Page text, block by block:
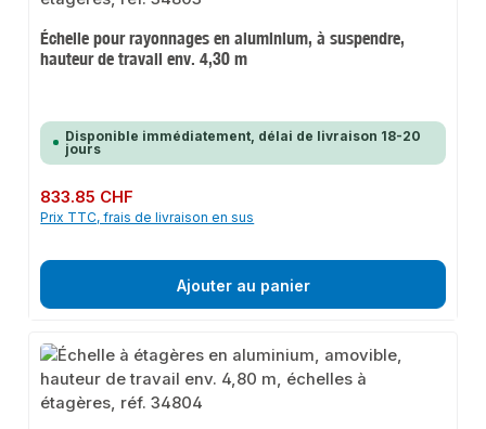
Échelle pour rayonnages en aluminium, à suspendre,
hauteur de travail env. 4,30 m
Disponible immédiatement, délai de livraison 18-20
jours
Prix régulier :
833.85 CHF
Prix TTC, frais de livraison en sus
Ajouter au panier